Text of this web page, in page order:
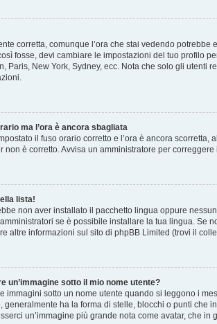
corretta, comunque l’ora che stai vedendo
fosse, devi cambiare le impostazioni del tuo profilo
Paris, New York, Sydney, ecc. Nota che solo gli utenti
ma l’ora è ancora sbagliata
il fuso orario corretto e l’ora è ancora scorretta,
non è corretto. Avvisa un amministratore per
lista!
non aver installato il pacchetto lingua oppure
se è possibile installare la tua lingua. Se
altre informazioni sul sito di phpBB Limited (trovi il
un’immagine sotto il mio nome utente?
immagini sotto un nome utente quando si leggono i
generalmente ha la forma di stelle, blocchi o punti che
un’immagine più grande nota come avatar, che in